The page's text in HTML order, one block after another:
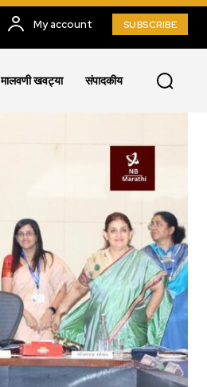
My account SUBSCRIBE
मालवणी खवट्या संपादकीय